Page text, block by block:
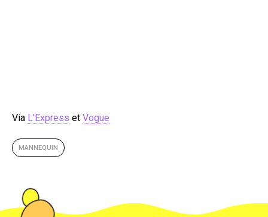
Via L’Express et Vogue
MANNEQUIN